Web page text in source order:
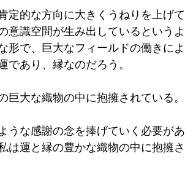
定的な方向に大きくうねりを上げ
意識空間が生み出しているという
形で、巨大なフィールドの働きに
であり、縁なのだろう。
巨大な織物の中に抱擁されている
うな感謝の念を捧げていく必要が
は運と縁の豊かな織物の中に抱擁さ